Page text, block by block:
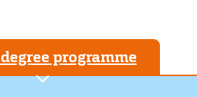
programme